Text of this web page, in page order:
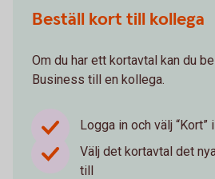
Beställ kort till kollega
Om du har ett kortavtal kan du
Business till en kollega.
Logga in och välj “Kort”
Välj det kortavtal det
till